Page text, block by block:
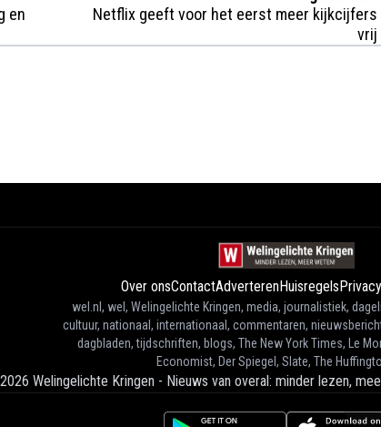
en
Netflix geeft voor het eerst meer kijkcijfers
vrij
Over onsContactAdverterenHuisregelsPrivacy
wel.nl, wel, Welingelichte Kringen, media, journalistiek,
cultuur, nationaal, internationaal, commentaren,
dagbladen, tijdschriften, blogs, The New York Times, Le
Economist, Der Spiegel, Slate, The
2026 Welingelichte Kringen - Nieuws van overal: minder lezen,